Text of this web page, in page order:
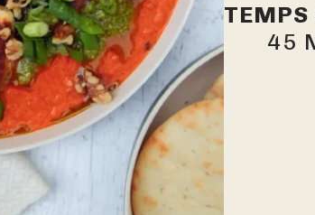
TEMPS
45